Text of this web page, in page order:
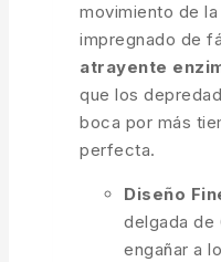
movimiento de
impregnado de
atrayente
que los
boca por más
perfecta.
Diseño
delgada de
engañar a